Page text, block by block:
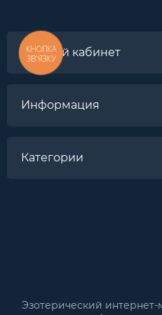
Личный кабинет
Информация
Категории
Эзотерический интернет-
КНОПКА
ЗВ'ЯЗКУ